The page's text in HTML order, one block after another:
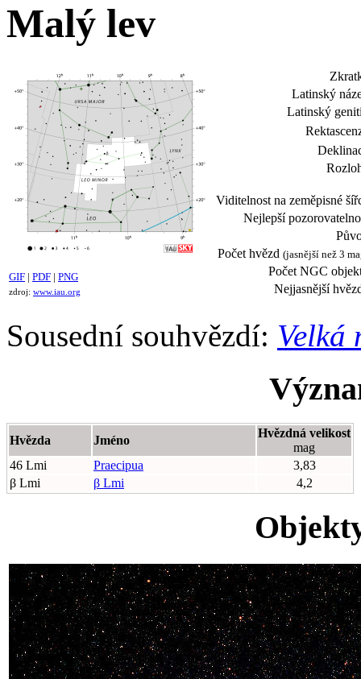
Malý lev
GIF | PDF | PNG
zdroj: www.iau.org
Latinský
Latinský
Viditelnost na zeměpisné
Nejlepší
Počet hvězd (jasnější než 3
Počet NGC
Nejjasnější
Sousední souhvězdí: Velká
Hvězda Jméno
Hvězdná velikost
mag
46 Lmi
Praecipua
3,83
β Lmi
β Lmi 4,2